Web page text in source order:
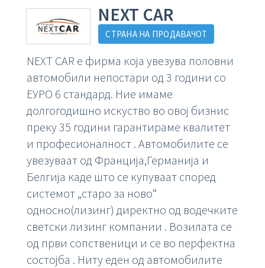
NEXT CAR
СТРАНА НА ПРОДАВАЧОТ
NEXT CAR е фирма која увезува половни
автомобили непостари од 3 години со
ЕУРО 6 стандард. Ние имаме
долгогодишно искуство во овој бизнис
преку 35 години гарантираме квалитет
и професионалност . Автомобилите се
увезуваат од Франција,Германија и
Белгија каде што се купуваат според
системот „старо за ново“
односно(лизинг) директно од водечките
светски лизинг компании . Возилата се
од први сопственици и се во перфектна
состојба . Ниту еден од автомобилите